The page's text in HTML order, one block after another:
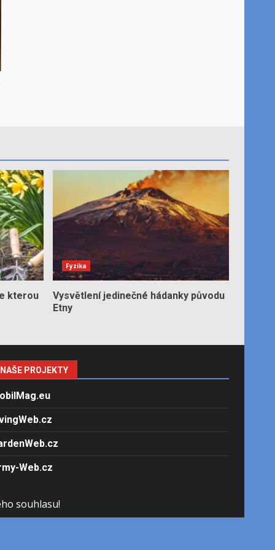
kterou
Fyzika
Vysvětlení jedinečné hádanky původu
Etny
NAŠE PROJEKTY
Web.cz
souhlasu!